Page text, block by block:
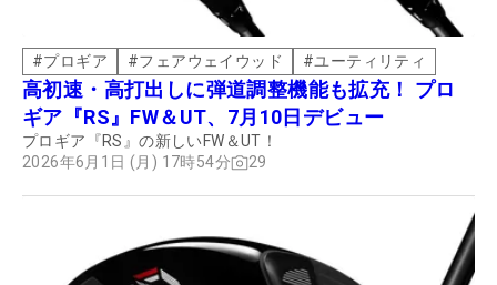
#プロギア #フェアウェイウッド #ユーティリティ
高初速・高打出しに弾道調整機能も拡充！ プロ
ギア『RS』FW＆UT、7月10日デビュー
プロギア『RS』の新しいFW＆UT！
2026年6月1日 (月) 17時54分
29